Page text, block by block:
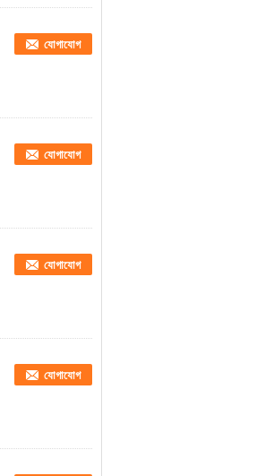
যোগাযোগ
যোগাযোগ
যোগাযোগ
যোগাযোগ